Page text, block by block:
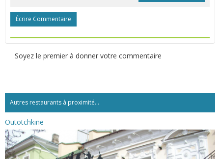
Écrire Commentaire
Soyez le premier à donner votre commentaire
Autres restaurants à proximité...
Outotchkine